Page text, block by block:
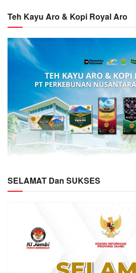
Teh Kayu Aro & Kopi Royal Aro
SELAMAT Dan SUKSES